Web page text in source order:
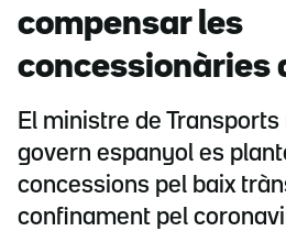
compensar les
concessionàries
El ministre de Transports
govern espanyol es
concessions pel baix
confinament pel